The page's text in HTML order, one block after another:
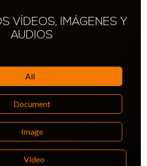
VÍDEOS, IMÁGENES Y
AUDIOS
All
Document
Image
Video